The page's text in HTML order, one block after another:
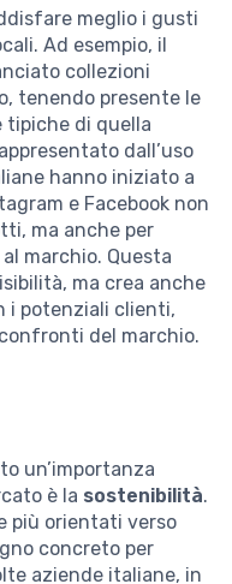
meglio i gusti
Ad esempio, il
collezioni
tenendo presente le
tipiche di quella
dall’uso
hanno iniziato a
e Facebook non
ma anche per
marchio. Questa
ma crea anche
i potenziali clienti,
del marchio.
un’importanza
è la sostenibilità.
più orientati verso
concreto per
aziende italiane, in